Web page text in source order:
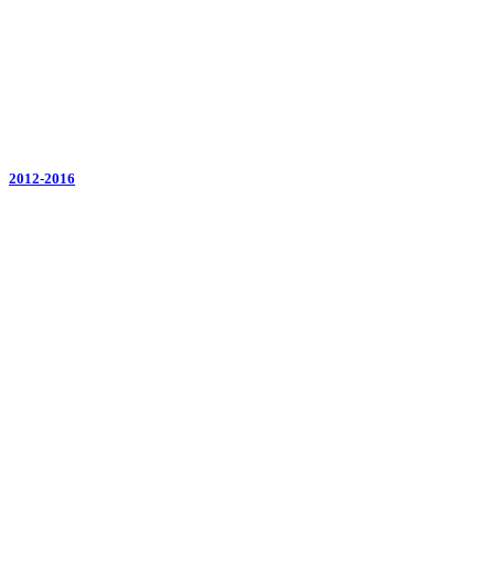
2012-2016